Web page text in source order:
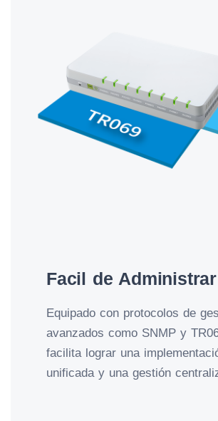
Facil de Administrar
Equipado con protocolos de
avanzados como SNMP y
facilita lograr una
unificada y una gestión